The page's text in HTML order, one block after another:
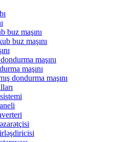
buz maşını
buz maşını
maşını
maşını
dondurma maşını